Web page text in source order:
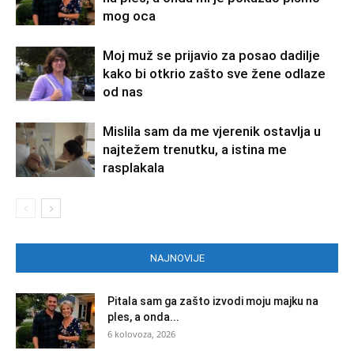
mog oca
Moj muž se prijavio za posao dadilje
kako bi otkrio zašto sve žene odlaze
od nas
Mislila sam da me vjerenik ostavlja u
najtežem trenutku, a istina me
rasplakala
NAJNOVIJE
Pitala sam ga zašto izvodi moju majku na
ples, a onda...
6 kolovoza, 2026